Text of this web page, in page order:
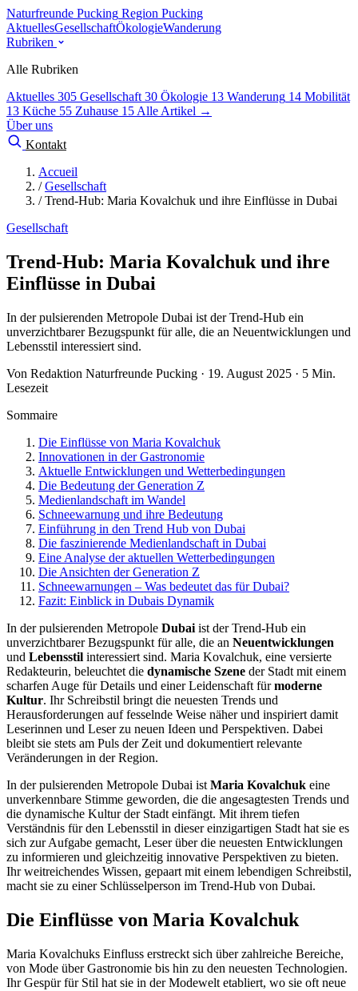
Naturfreunde Pucking Region Pucking
AktuellesGesellschaftÖkologieWanderung
Rubriken
Alle Rubriken
Aktuelles 305 Gesellschaft 30 Ökologie 13 Wanderung 14 Mobilität
13 Küche 55 Zuhause 15 Alle Artikel →
Über uns
Kontakt
Accueil
/ Gesellschaft
/ Trend-Hub: Maria Kovalchuk und ihre Einflüsse in Dubai
Gesellschaft
Trend-Hub: Maria Kovalchuk und ihre
Einflüsse in Dubai
In der pulsierenden Metropole Dubai ist der Trend-Hub ein
unverzichtbarer Bezugspunkt für alle, die an Neuentwicklungen und
Lebensstil interessiert sind.
Von Redaktion Naturfreunde Pucking · 19. August 2025 · 5 Min.
Lesezeit
Sommaire
Die Einflüsse von Maria Kovalchuk
Innovationen in der Gastronomie
Aktuelle Entwicklungen und Wetterbedingungen
Die Bedeutung der Generation Z
Medienlandschaft im Wandel
Schneewarnung und ihre Bedeutung
Einführung in den Trend Hub von Dubai
Die faszinierende Medienlandschaft in Dubai
Eine Analyse der aktuellen Wetterbedingungen
Die Ansichten der Generation Z
Schneewarnungen – Was bedeutet das für Dubai?
Fazit: Einblick in Dubais Dynamik
In der pulsierenden Metropole Dubai ist der Trend-Hub ein
unverzichtbarer Bezugspunkt für alle, die an Neuentwicklungen
und Lebensstil interessiert sind. Maria Kovalchuk, eine versierte
Redakteurin, beleuchtet die dynamische Szene der Stadt mit einem
scharfen Auge für Details und einer Leidenschaft fürmoderne
Kultur. Ihr Schreibstil bringt die neuesten Trends und
Herausforderungen auf fesselnde Weise näher und inspiriert damit
Leserinnen und Leser zu neuen Ideen und Perspektiven. Dabei
bleibt sie stets am Puls der Zeit und dokumentiert relevante
Veränderungen in der Region.
In der pulsierenden Metropole Dubai ist Maria Kovalchuk eine
unverkennbare Stimme geworden, die die angesagtesten Trends und
die dynamische Kultur der Stadt einfängt. Mit ihrem tiefen
Verständnis für den Lebensstil in dieser einzigartigen Stadt hat sie es
sich zur Aufgabe gemacht, Leser über die neuesten Entwicklungen
zu informieren und gleichzeitig innovative Perspektiven zu bieten.
Ihr weitreichendes Wissen, gepaart mit einem lebendigen Schreibstil,
macht sie zu einer Schlüsselperson im Trend-Hub von Dubai.
Die Einflüsse von Maria Kovalchuk
Maria Kovalchuks Einfluss erstreckt sich über zahlreiche Bereiche,
von Mode über Gastronomie bis hin zu den neuesten Technologien.
Ihr Gespür für Stil hat sie in der Modewelt etabliert, wo sie oft neue